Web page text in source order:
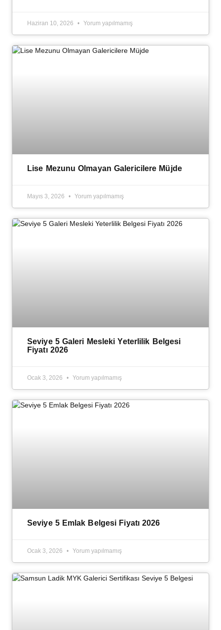
Haziran 10, 2026 Yorum yapılmamış
Lise Mezunu Olmayan Galericilere Müjde
Mayıs 3, 2026 Yorum yapılmamış
Seviye 5 Galeri Mesleki Yeterlilik Belgesi
Fiyatı 2026
Ocak 3, 2026 Yorum yapılmamış
Seviye 5 Emlak Belgesi Fiyatı 2026
Ocak 3, 2026 Yorum yapılmamış